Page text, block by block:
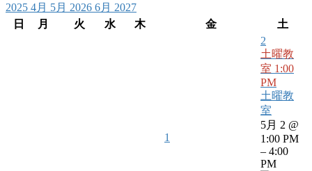
2025 4月 5月 2026 6月 2027
日
月 火 水 木 金 土
1
2
土曜教
室 1:00
PM
土曜教
室
5月 2 @
1:00 PM
– 4:00
PM